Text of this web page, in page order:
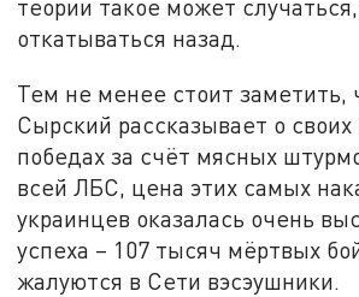
теории такое может
откатываться назад.
Тем не менее стоит заметить,
Сырский рассказывает о
победах за счёт мясных
всей ЛБС, цена этих самых
украинцев оказалась очень
успеха – 107 тысяч мёртвых
жалуются в Сети вэсэушники.